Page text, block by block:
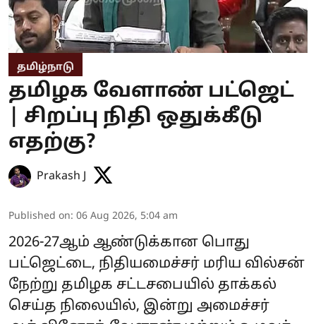
தமிழ்நாடு
தமிழக வேளாண் பட்ஜெட்
| சிறப்பு நிதி ஒதுக்கீடு
எதற்கு?
Prakash J
Published on: 06 Aug 2026, 5:04 am
2026-27ஆம் ஆண்டுக்கான பொது
பட்ஜெட்டை, நிதியமைச்சர் மரிய வில்சன்
நேற்று தமிழக சட்டசபையில் தாக்கல்
செய்த நிலையில், இன்று அமைச்சர்